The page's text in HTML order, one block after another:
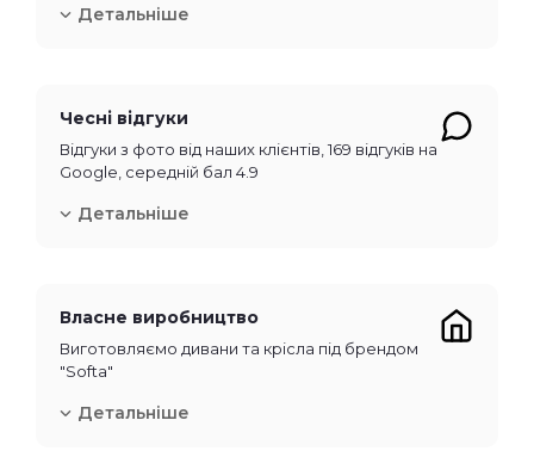
Детальніше
Чесні відгуки
Відгуки з фото від наших клієнтів, 169 відгуків на
Google, середній бал 4.9
Детальніше
Власне виробництво
Виготовляємо дивани та крісла під брендом
"Softa"
Детальніше